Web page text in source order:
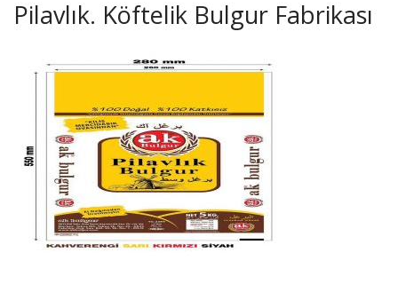
Pilavlık. Köftelik Bulgur Fabrikası